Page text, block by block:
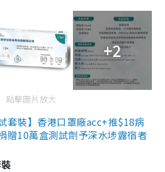
+2
點擊圖片放大
套裝】香港口罩廠acc+推$18病
贈10萬盒測試劑予深水埗露宿者